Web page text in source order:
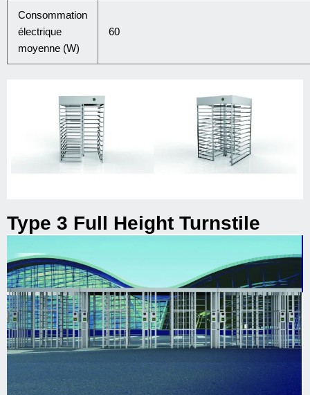
Consommation
électrique
moyenne (W)
60
Type 3 Full Height Turnstile